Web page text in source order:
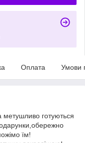
Оплата Умови
метушливо готуються
їм!